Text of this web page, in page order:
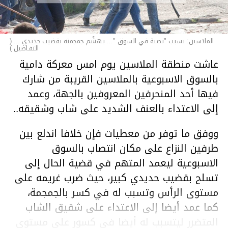
الملاسين: بسبب "نصبة في السوق "... يهشّم جمجمته بقضيب حديدي ... (
التفـاصيل )
عاشت منطقة الملاسين يوم امس معركة دامية
بالسوق الاسبوعية بالملاسين القريبة من شارك
فيها أحد المنحرفين المعروفين بالجهة، وعمد
إلى الاعتداء بالعنف الشديد على شاب وشقيقه..
ووفق ما توفر من معطيات فإن خلافا اندلع بين
طرفين النزاع على مكان انتصاب بالسوق
الاسبوعية ليعمد المتهم في قضية الحال إلى
تسلح بقضيب حديدي كبير، حيث ضرب غريمه على
مستوى الرأس وتسبب له في كسر بالجمجمة،
كما عمد أيضا إلى الاعتداء على شقيق الشاب
المتضرر ليتسبب له أيضا في كسور على مستوى